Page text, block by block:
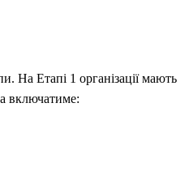
На Етапі 1 організації мають
включатиме: